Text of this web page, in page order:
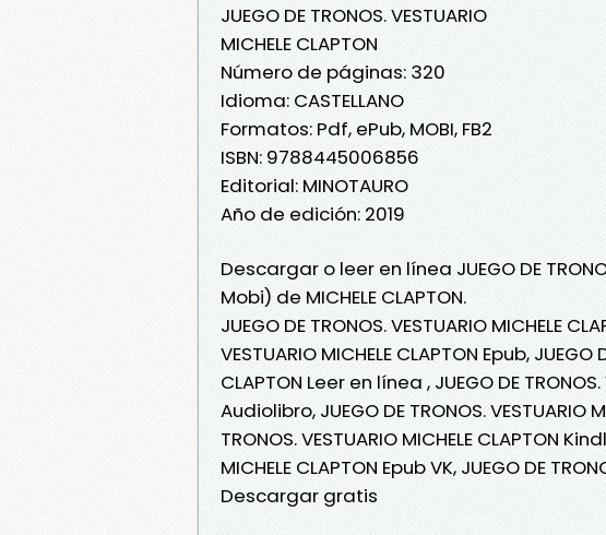
JUEGO DE TRONOS. VESTUARIO
MICHELE CLAPTON
Número de páginas: 320
Idioma: CASTELLANO
Formatos: Pdf, ePub, MOBI, FB2
ISBN: 9788445006856
Editorial: MINOTAURO
Año de edición: 2019
Descargar o leer en línea JUEGO DE
Mobi) de MICHELE CLAPTON.
JUEGO DE TRONOS. VESTUARIO MICHELE
VESTUARIO MICHELE CLAPTON Epub, JUEGO
CLAPTON Leer en línea , JUEGO DE TRONOS.
Audiolibro, JUEGO DE TRONOS. VESTUARIO
TRONOS. VESTUARIO MICHELE CLAPTON
MICHELE CLAPTON Epub VK, JUEGO DE
Descargar gratis